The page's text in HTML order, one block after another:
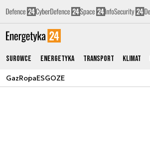
Surowce Energetyka Transport Klimat
GazRopaESGOZE